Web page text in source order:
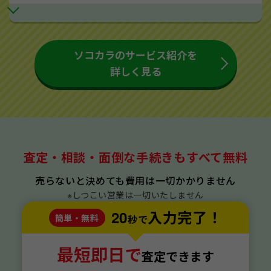
ソコカラのサービス紹介を
詳しく見る
査定・相談・面倒な手続きもすべて無料
売らないと決めても費用は一切かかりません
※しつこい営業は一切いたしません
簡単・無料
20秒で入力完了！
最短即日で査定できます